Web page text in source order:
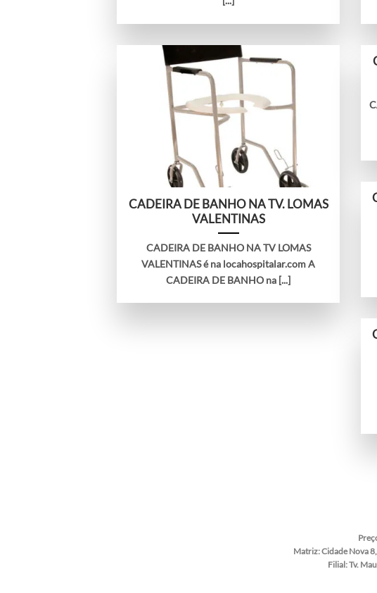
CADEIRA DE BANHO NA TV. LOMAS
VALENTINAS
CADEIRA DE BANHO NA TV LOMAS
VALENTINAS é na locahospitalar.com A
CADEIRA DE BANHO na [...]
Matriz:Cidade Nova
Filial:Tv.